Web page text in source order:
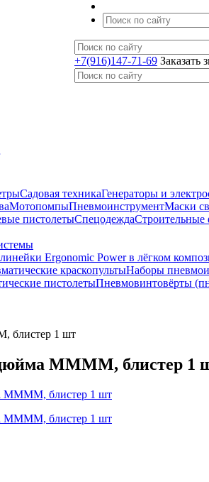
+7(916)147-71-69 Заказать
Садовая техникаГенераторы и
МотопомпыПневмоинструментМаски
пистолетыСпецодежда
Ergonomic Power в лёгком
краскопультыНаборы
пистолетыПневмовинтовёрты
блистер 1 шт
MMMM, блистер 1